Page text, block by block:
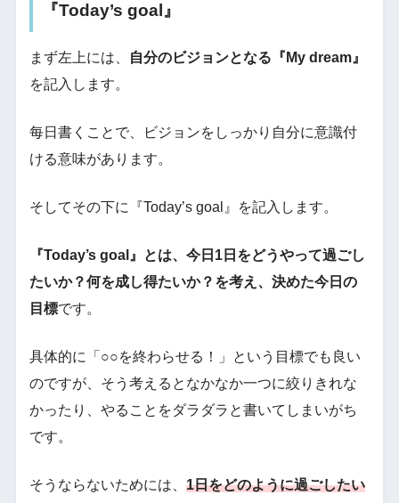
『Today’s goal』
まず左上には、
自分のビジョンとなる『My dream』
を記入します。
每日書くことで、ビジョンをしっかり自分に意識付
ける意味があります。
そしてその下に『Today’s goal』を記入します。
『Today’s goal』とは、今日1日をどうやって過ごし
たいか？何を成し得たいか？を考え、決めた今日の
目標です。
具体的に「○○を終わらせる！」という目標でも良い
のですが、そう考えるとなかなか一つに絞りきれな
かったり、やることをダラダラと書いてしまいがち
です。
そうならないためには、 1日をどのように過ごしたい